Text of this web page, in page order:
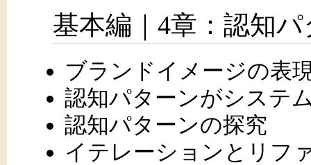
基本編｜4章：認知
ブランドイメージの表
認知パターンがシステ
認知パターンの探究
イテレーションとリフ